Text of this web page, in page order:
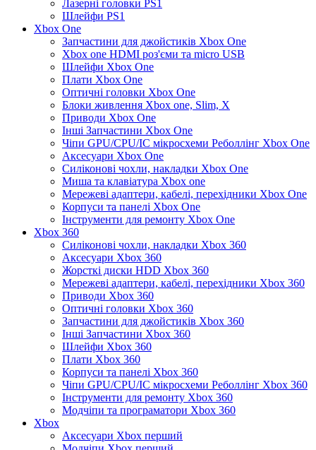
Лазерні головки PS1
Шлейфи PS1
Xbox One
Запчастини для джойстиків Xbox One
Xbox one HDMI роз'єми та micro USB
Шлейфи Xbox One
Плати Xbox One
Оптичні головки Xbox One
Блоки живлення Xbox one, Slim, X
Приводи Xbox One
Інші Запчастини Xbox One
Чіпи GPU/CPU/IC мікросхеми Реболлінг Xbox One
Аксесуари Xbox One
Силіконові чохли, накладки Xbox One
Миша та клавіатура Xbox one
Мережеві адаптери, кабелі, перехідники Xbox One
Корпуси та панелі Xbox One
Інструменти для ремонту Xbox One
Xbox 360
Силіконові чохли, накладки Xbox 360
Аксесуари Xbox 360
Жорсткі диски HDD Xbox 360
Мережеві адаптери, кабелі, перехідники Xbox 360
Приводи Xbox 360
Оптичні головки Xbox 360
Запчастини для джойстиків Xbox 360
Інші Запчастини Xbox 360
Шлейфи Xbox 360
Плати Xbox 360
Корпуси та панелі Xbox 360
Чіпи GPU/CPU/IC мікросхеми Реболлінг Xbox 360
Інструменти для ремонту Xbox 360
Модчіпи та програматори Xbox 360
Xbox
Аксесуари Xbox перший